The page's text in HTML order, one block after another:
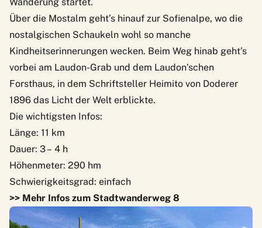
Wanderung startet.
Über die Mostalm geht’s hinauf zur Sofienalpe, wo die
nostalgischen Schaukeln wohl so manche
Kindheitserinnerungen wecken. Beim Weg hinab geht’s
vorbei am Laudon-Grab und dem Laudon’schen
Forsthaus, in dem Schriftsteller Heimito von Doderer
1896 das Licht der Welt erblickte.
Die wichtigsten Infos:
Länge: 11 km
Dauer: 3 – 4 h
Höhenmeter: 290 hm
Schwierigkeitsgrad: einfach
>> Mehr Infos zum Stadtwanderweg 8